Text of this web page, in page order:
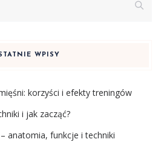
WPISY
korzyści i efekty treningów
i jak zacząć?
anatomia, funkcje i techniki